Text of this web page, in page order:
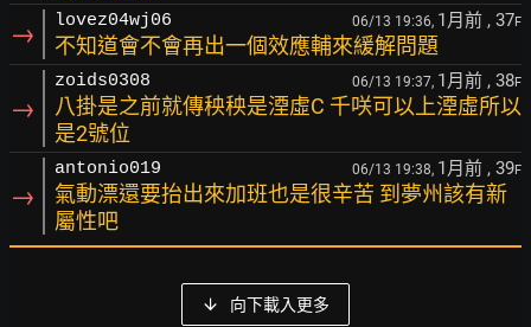
→ lovez04wj06 06/13 19:36, 1月前 , 37F
不知道會不會再出一個效應輔來緩解問題
→
zoids0308 06/13 19:37, 1月前 , 38F
八掛是之前就傳秧秧是湮虛C 千咲可以上湮虛所以
是2號位
→
antonio019 06/13 19:38, 1月前 , 39F
氣動漂還要抬出來加班也是很辛苦 到夢州該有新
屬性吧
向下載入更多